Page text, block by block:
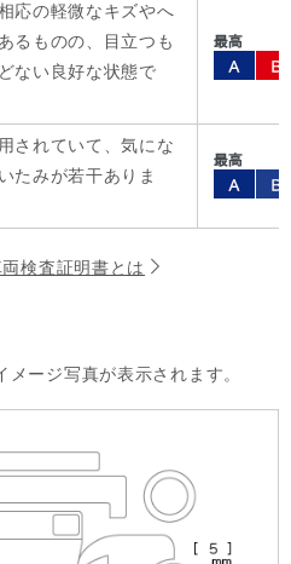
応の軽微なキズやへ
るものの、目立つも
ない良好な状態で
されていて、気にな
たみが若干ありま
検査証明書とは
ージ写真が表示されます。